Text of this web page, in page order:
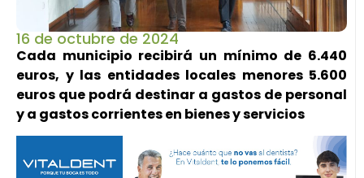
16 de octubre de 2024
Cada municipio recibirá un mínimo de 6.440
euros, y las entidades locales menores 5.600
euros que podrá destinar a gastos de personal
y a gastos corrientes en bienes y servicios